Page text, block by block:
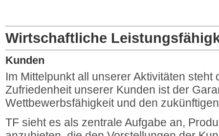
Wirtschaftliche
Kunden
Im Mittelpunkt all unserer Aktivitäten steht
Zufriedenheit unserer Kunden ist der
Wettbewerbsfähigkeit und den
TF sieht es als zentrale Aufgabe an,